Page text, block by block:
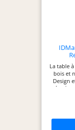
La table
bois et
Design
grâce à
8 places,
son
pieds